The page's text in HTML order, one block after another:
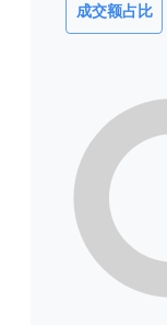
成交额占比